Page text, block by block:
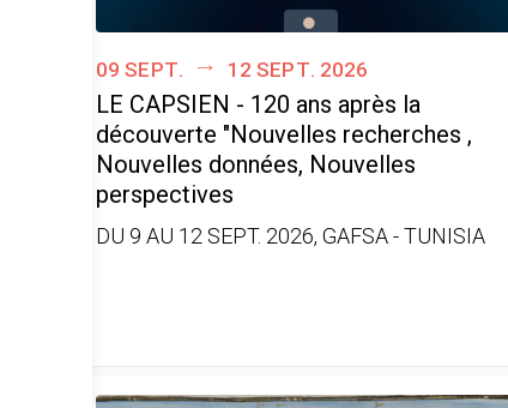
09 sept. 12 sept. 2026
LE CAPSIEN - 120 ans après la
découverte "Nouvelles recherches ,
Nouvelles données, Nouvelles
perspectives
DU 9 AU 12 SEPT. 2026, GAFSA - TUNISIA